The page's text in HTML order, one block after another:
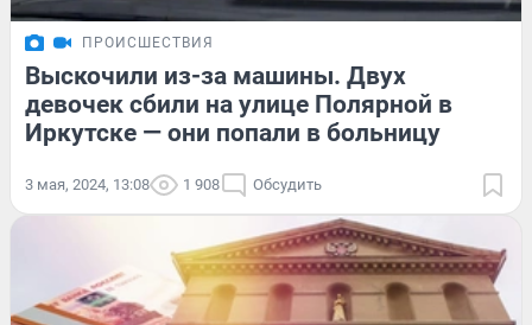
ПРОИСШЕСТВИЯ
Выскочили из-за машины. Двух
девочек сбили на улице Полярной в
Иркутске — они попали в больницу
3 мая, 2024, 13:08 1 908 Обсудить